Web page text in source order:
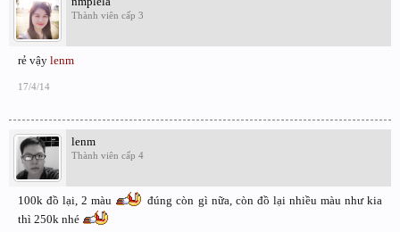
Thành viên cấp 3
rẻ vậy lenm
17/4/14
lenm
Thành viên cấp 4
100k đồ lại, 2 màu
đúng còn gì nữa, còn đồ lại nhiều màu như kia
thì 250k nhé